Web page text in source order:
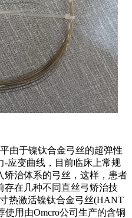
由于镍钛合金弓丝的超弹性
-应变曲线，目前临床上常规
矫治体系的弓丝，这样，患者
存在几种不同直丝弓矫治技
热激活镍钛合金弓丝(HANT
用由Omcro公司生产的含铜